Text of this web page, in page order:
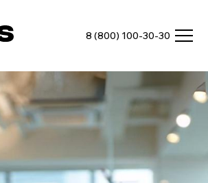
8 (800) 100-30-30